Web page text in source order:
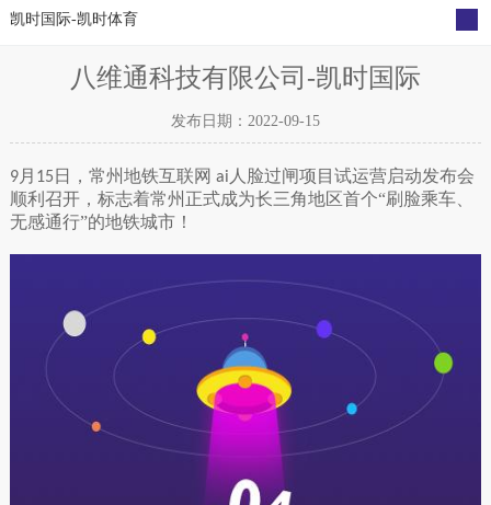
凯时国际-凯时体育
公司动态 媒体报道
八维通科技有限公司-凯时国际
发布日期：2022-09-15
9月 15 日，常州地铁互联网 ai 人脸过闸项目试运营启动发布会
顺利召开，标志着常州正式成为长三角地区首个“刷脸乘车、
无感通行”的地铁城市！